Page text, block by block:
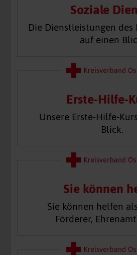
Soziale
Die Dienstleistungen des
auf einen
Erste-Hilfe-
Unsere Erste-Hilfe-
Blick.
Sie können
Sie können helfen
Förderer,